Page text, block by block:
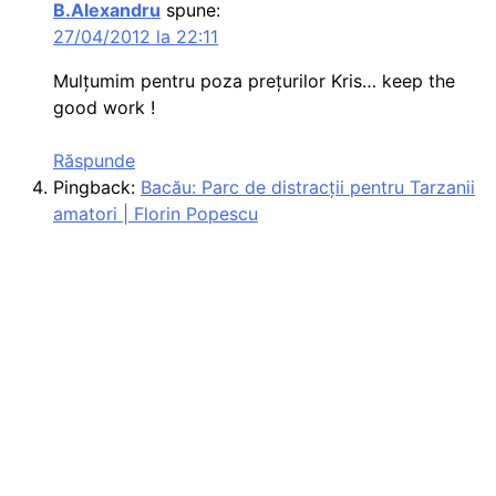
B.Alexandru spune:
27/04/2012 la 22:11
Mulţumim pentru poza preţurilor Kris… keep the
good work !
Răspunde
Pingback: Bacău: Parc de distracții pentru Tarzanii
amatori | Florin Popescu